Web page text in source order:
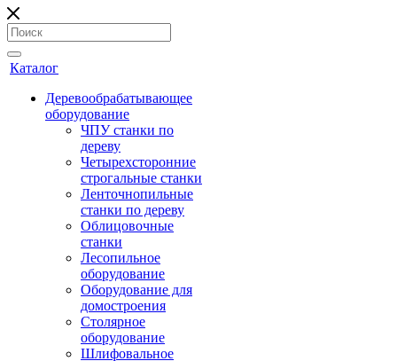
Каталог
Деревообрабатывающее
оборудование
ЧПУ станки по
дереву
Четырехсторонние
строгальные станки
Ленточнопильные
станки по дереву
Облицовочные
станки
Лесопильное
оборудование
Оборудование для
домостроения
Столярное
оборудование
Шлифовальное